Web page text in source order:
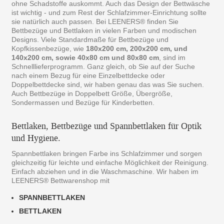
ohne Schadstoffe auskommt. Auch das Design der Bettwäsche
ist wichtig - und zum Rest der Schlafzimmer-Einrichtung sollte
sie natürlich auch passen. Bei LEENERS® finden Sie
Bettbezüge und Bettlaken in vielen Farben und modischen
Designs. Viele Standardmaße für Bettbezüge und
Kopfkissenbezüge, wie 180x200 cm, 200x200 cm, und
140x200 cm, sowie 40x80 cm und 80x80 cm, sind im
Schnelllieferprogramm. Ganz gleich, ob Sie auf der Suche
nach einem Bezug für eine Einzelbettdecke oder
Doppelbettdecke sind, wir haben genau das was Sie suchen.
Auch Bettbezüge in Doppelbett Größe, Übergröße,
Sondermassen und Bezüge für Kinderbetten.
Bettlaken, Bettbezüge und Spannbettlaken für Optik
und Hygiene.
Spannbettlaken bringen Farbe ins Schlafzimmer und sorgen
gleichzeitig für leichte und einfache Möglichkeit der Reinigung.
Einfach abziehen und in die Waschmaschine. Wir haben im
LEENERS® Bettwarenshop mit
SPANNBETTLAKEN
BETTLAKEN